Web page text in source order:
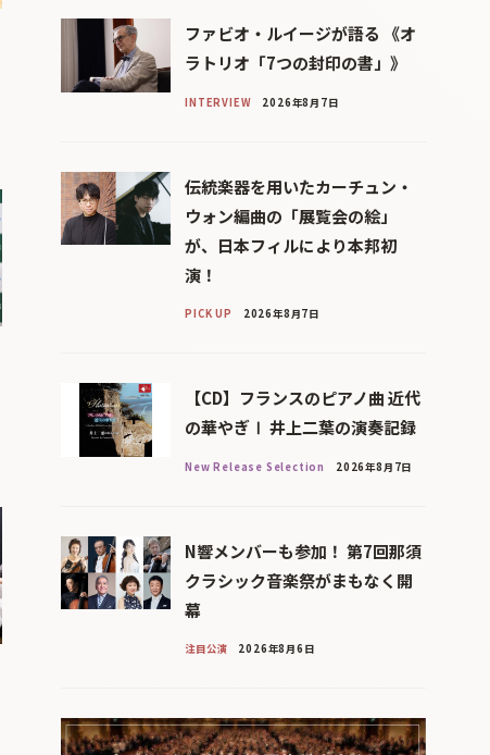
ファビオ・ルイージが語る 《オ
ラトリオ「7つの封印の書」》
INTERVIEW 2026年8月7日
伝統楽器を用いたカーチュン・
ウォン編曲の「展覧会の絵」
が、日本フィルにより本邦初
演！
PICK UP 2026年8月7日
【CD】フランスのピアノ曲 近代
の華やぎⅠ 井上二葉の演奏記録
New Release Selection 2026年8月7日
N響メンバーも参加！ 第7回那須
クラシック音楽祭がまもなく開
幕
注目公演 2026年8月6日